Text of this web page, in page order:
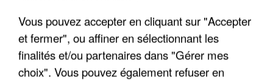
DE FAUNE SAUVAGE SONT...
Vous pouvez accepter en cliquant sur "Accepter
et fermer", ou affiner en sélectionnant les
finalités et/ou partenaires dans "Gérer mes
choix". Vous pouvez également refuser en